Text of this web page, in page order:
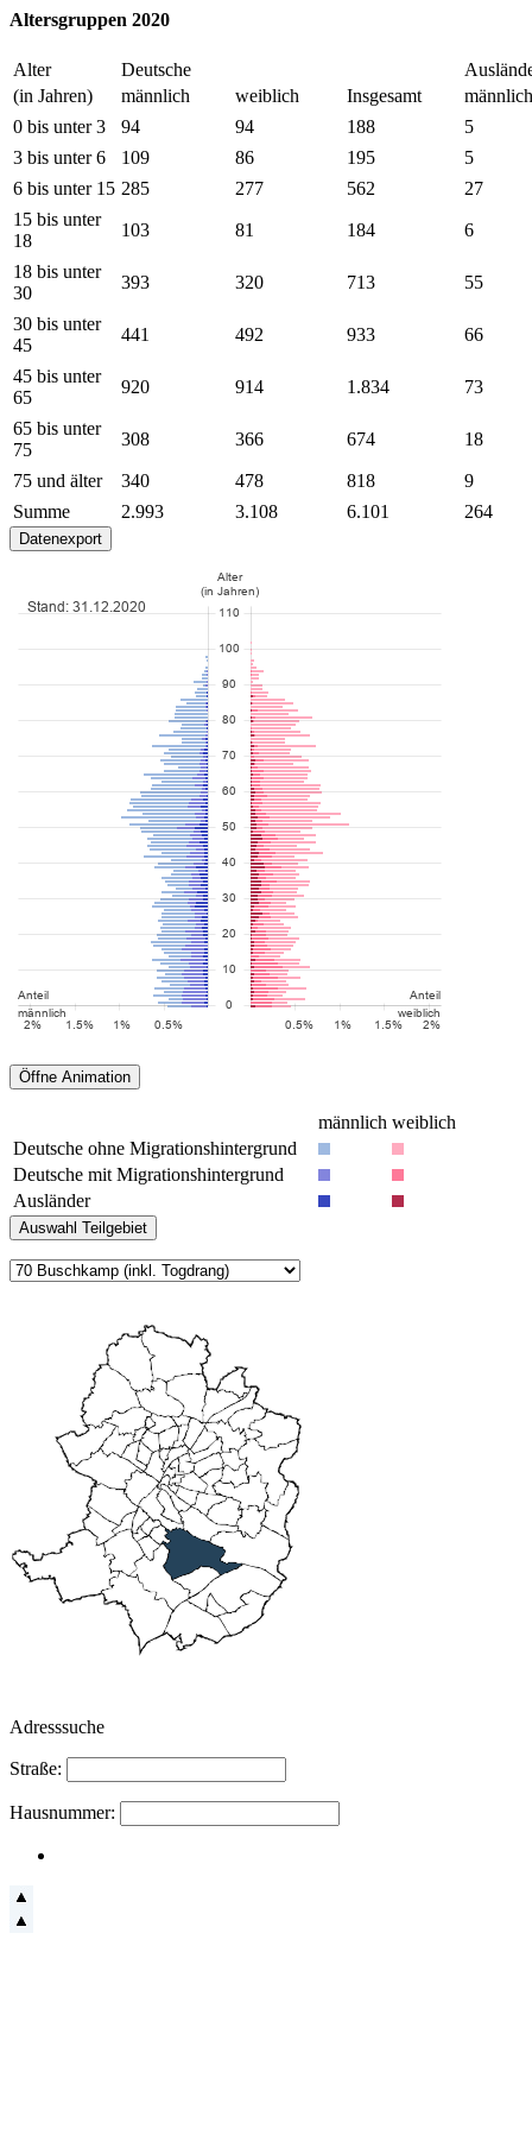
Altersgruppen 2020
Alter Deutsche
(in Jahren)
männlich weiblich Insgesamt
männlich
0 bis unter 3
94 94 188
5
3 bis unter 6
109 86 195
5
6 bis unter 15 285 277 562
27
15 bis unter
18
103 81 184 6
18 bis unter
30
393 320 713 55
30 bis unter
45
441 492 933 66
45 bis unter
65
920 914 1.834 73
65 bis unter
75
308 366 674 18
75 und älter 340 478 818
9
Summe
2.993 3.108 6.101 264
männlich weiblich
Deutsche ohne Migrationshintergrund
Deutsche mit Migrationshintergrund
Ausländer
Adresssuche
Straße:
Hausnummer: